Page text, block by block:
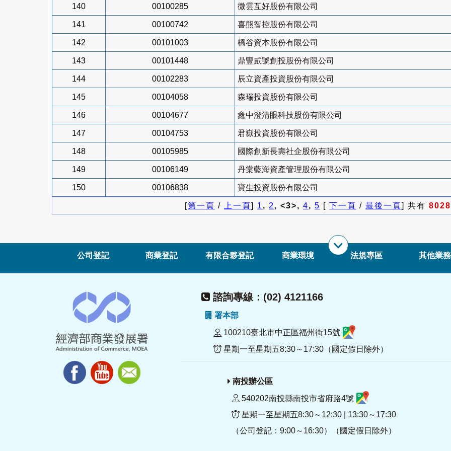
140 00100285 微雲互好股份有限公司
141 00100742 喜熊智控股份有限公司
142 00101003 橋谷資本股份有限公司
143 00101448 鼎豐貳號創投股份有限公司
144 00102283 辰立資產投資股份有限公司
145 00104058 森瑞投資股份有限公司
146 00104677 鑫中澄清眼科技股份有限公司
147 00104753 君嶽投資股份有限公司
148 00105985 國際創新長壽社企股份有限公司
149 00106149 丹棠藍海資產管理股份有限公司
150 00106838 寶生投資股份有限公司
[第一頁 / 上一頁] 1, 2, <3>, 4, 5 [ 下一頁 / 最後一頁] 共有 8028
公司登記 商業登記 有限合夥登記 商業環境 法規專區 其他業務
諮詢專線：(02) 4121166
署本部
100210臺北市中正區福州街15號
星期一至星期五8:30～17:30（國定假日除外）
南投辦公區
540202南投縣南投市省府路4號
星期一至星期五8:30～12:30 | 13:30～17:30
（公司登記：9:00～16:30）（國定假日除外）